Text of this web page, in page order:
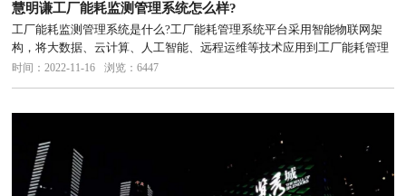
慧明谦工厂能耗监测管理系统怎么样?
工厂能耗监测管理系统是什么?工厂能耗管理系统平台采用智能物联网架
构，将大数据、云计算、人工智能、远程运维等技术应用到工厂能耗管理
系统管理的实际中。能够提升能源的利用效率和智能化水平，
时间：2022-11-16 浏览：6447